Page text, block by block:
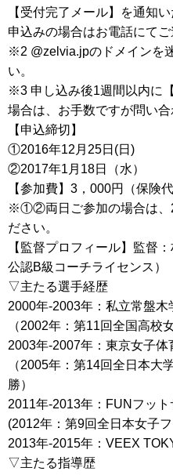
【受付完了メール】を通知
申込みの場合はお電話にてご
※2 @zelvia.jpのドメインを
い。
※3 申し込み後1週間以内に
場合は、お手数ですが問い
【申込締切】
①2016年12月25日(日)
②2017年1月18日（水）
【参加費】3，000円（保険代
※①②両日ご参加の場合は、
ださい。
【監督プロフィール】監督
公認B級コーチライセンス）
▽主たる選手経歴
2000年-2003年：私立常盤木
（2002年：第11回全国高校
2003年-2007年：東京女子体
（2005年：第14回全日本大
勝）
2011年-2013年：FUNフッ
(2012年：第9回全日本女子
2013年-2015年：VEEX
▽主たる指導歴